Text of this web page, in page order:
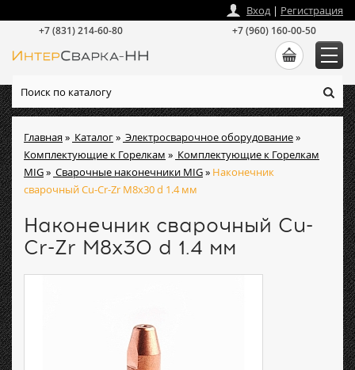
Главная» Каталог» Электросварочное оборудование»
Комплектующие к Горелкам » Комплектующие к Горелкам
MIG» Сварочные наконечники MIG» Наконечник
сварочный Cu-Cr-Zr М8х30 d 1.4 мм
Наконечник сварочный Cu-
Cr-Zr М8х30 d 1.4 мм
Вход| Регистрация
+7 (831) 214-60-80 +7 (960) 160-00-50